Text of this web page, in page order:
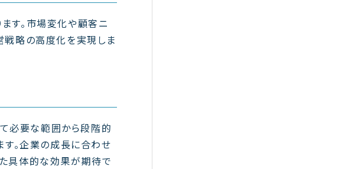
す。市場変化や顧客ニ
戦略の高度化を実現しま
必要な範囲から段階的
す。企業の成長に合わせ
具体的な効果が期待で